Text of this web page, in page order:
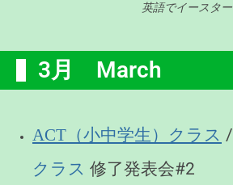
英語でイースター
3月 March
ACT（小中学生）クラス /
クラス 修了発表会#2